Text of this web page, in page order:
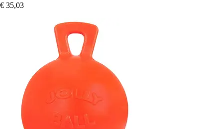
€ 35,03